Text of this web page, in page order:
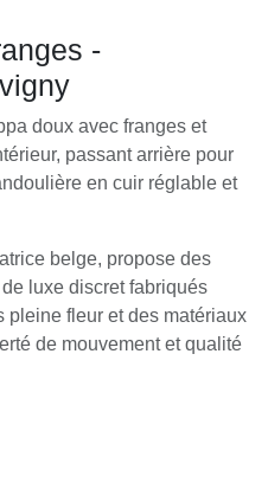
-
doux avec franges et
passant arrière pour
en cuir réglable et
belge, propose des
luxe discret fabriqués
pleine fleur et des matériaux
de mouvement et qualité